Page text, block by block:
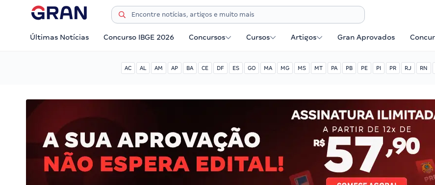
Últimas Notícias Concurso IBGE 2026 Concursos Cursos Artigos Gran Aprovados
AC AL AM AP BA CE DF ES GO MA MG MS MT PA PB PE PI PR RJ RN